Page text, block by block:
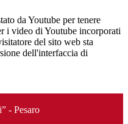
da Youtube per tenere
i video di Youtube incorporati
del sito web sta
dell'interfaccia di
- Pesaro